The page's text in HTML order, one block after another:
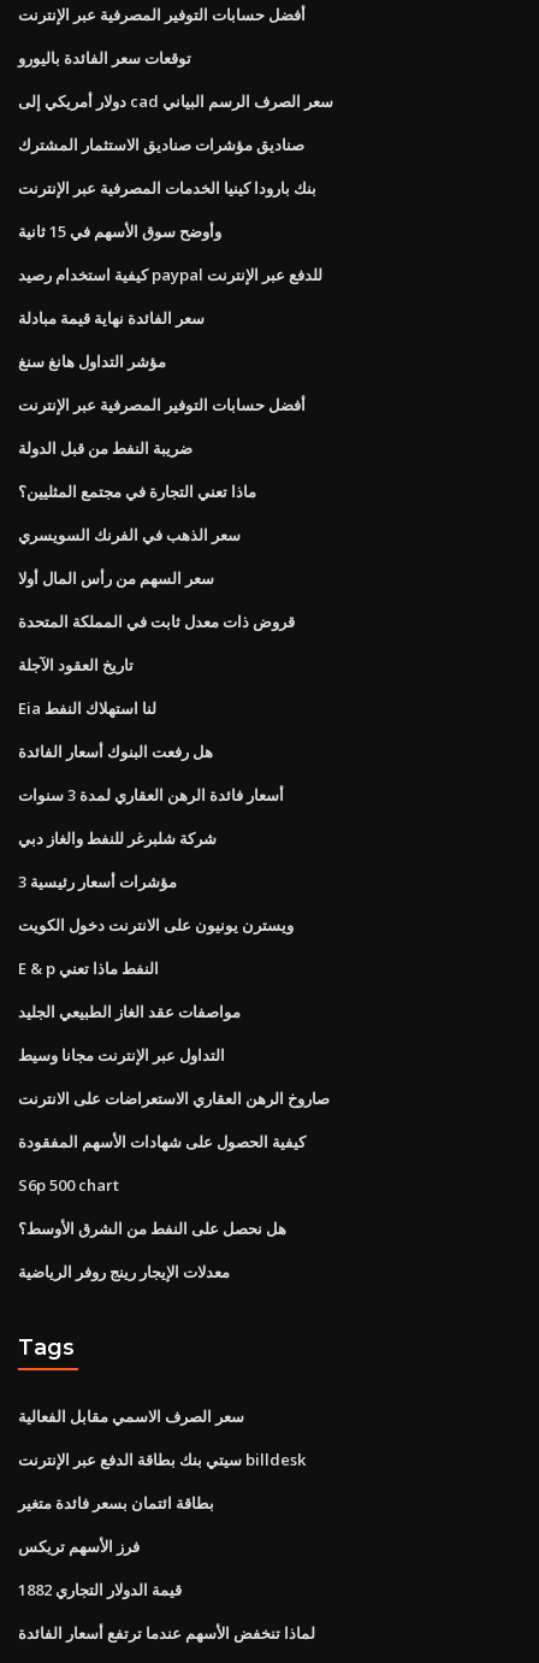
أفضل حسابات التوفير المصرفية عبر الإنترنت
توقعات سعر الفائدة باليورو
دولار أمريكي إلى cad سعر الصرف الرسم البياني
صناديق مؤشرات صناديق الاستثمار المشترك
بنك بارودا كينيا الخدمات المصرفية عبر الإنترنت
وأوضح سوق الأسهم في 15 ثانية
كيفية استخدام رصيد paypal للدفع عبر الإنترنت
سعر الفائدة نهاية قيمة مبادلة
مؤشر التداول هانغ سنغ
أفضل حسابات التوفير المصرفية عبر الإنترنت
ضريبة النفط من قبل الدولة
ماذا تعني التجارة في مجتمع المثليين؟
سعر الذهب في الفرنك السويسري
سعر السهم من رأس المال أولا
قروض ذات معدل ثابت في المملكة المتحدة
تاريخ العقود الآجلة
Eia لنا استهلاك النفط
هل رفعت البنوك أسعار الفائدة
أسعار فائدة الرهن العقاري لمدة 3 سنوات
شركة شلبرغر للنفط والغاز دبي
3 مؤشرات أسعار رئيسية
ويسترن يونيون على الانترنت دخول الكويت
E & p النفط ماذا تعني
مواصفات عقد الغاز الطبيعي الجليد
التداول عبر الإنترنت مجانا وسيط
صاروخ الرهن العقاري الاستعراضات على الانترنت
كيفية الحصول على شهادات الأسهم المفقودة
S6p 500 chart
هل نحصل على النفط من الشرق الأوسط؟
معدلات الإيجار رينج روفر الرياضية
Tags
سعر الصرف الاسمي مقابل الفعالية
سيتي بنك بطاقة الدفع عبر الإنترنت billdesk
بطاقة ائتمان بسعر فائدة متغير
فرز الأسهم تريكس
1882 قيمة الدولار التجاري
لماذا تنخفض الأسهم عندما ترتفع أسعار الفائدة